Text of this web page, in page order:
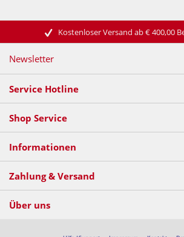
Kostenloser Versand ab € 400,00
Newsletter
Service Hotline
Shop Service
Informationen
Zahlung & Versand
Über uns